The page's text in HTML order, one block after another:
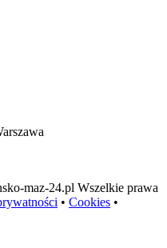
maz-24.pl Wszelkie prawa
• Cookies •